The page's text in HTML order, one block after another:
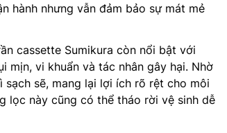
hành nhưng vẫn đảm bảo sự mát mẻ
cassette Sumikura còn nổi bật với
mịn, vi khuẩn và tác nhân gây hại. Nhờ
sẽ, mang lại lợi ích rõ rệt cho môi
lọc này cũng có thể tháo rời vệ sinh dễ